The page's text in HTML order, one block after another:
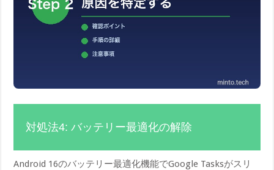
対処法4: バッテリー最適化の解除
Android 16のバッテリー最適化機能でGoogle Tasksがスリ